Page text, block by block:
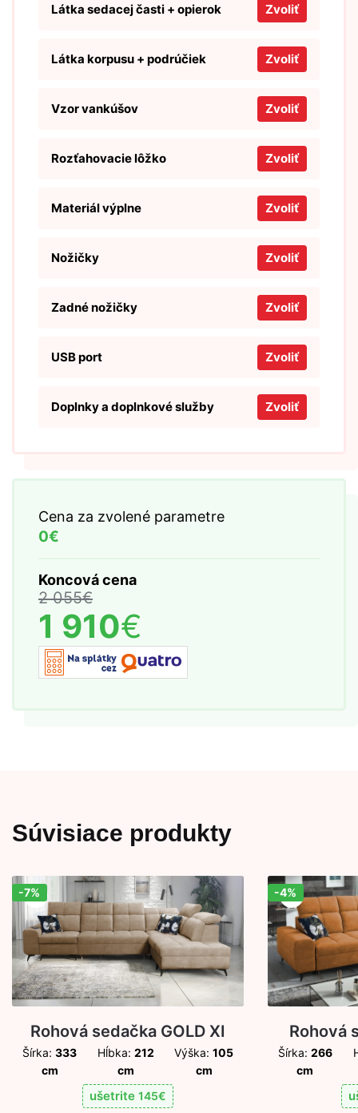
Látka sedacej časti + opierok Zvoliť
Látka korpusu + podrúčiek Zvoliť
Vzor vankúšov Zvoliť
Rozťahovacie lôžko Zvoliť
Materiál výplne Zvoliť
Nožičky Zvoliť
Zadné nožičky Zvoliť
USB port Zvoliť
Doplnky a doplnkové služby Zvoliť
Cena za zvolené parametre
0€
Koncová cena
2 055€
1 910€
Súvisiace produkty
Zľava!
-7%
Rohová sedačka GOLD XI
Šírka: 333
cm
Hĺbka: 212
cm
Výška: 105
cm
ušetrite 145€
Zľava!
-4%
Rohová
Šírka: 266
cm